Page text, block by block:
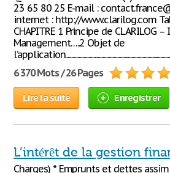
23 65 80 25 E-mail :
internet : http://www.clarilog.com
CHAPITRE 1 Principe de CLARILOG –
Management…..2 Objet de
6 370 Mots / 26 Pages
Lire la suite Enregistrer
L’intérêt de la gestion
Charges) * Emprunts et dettes